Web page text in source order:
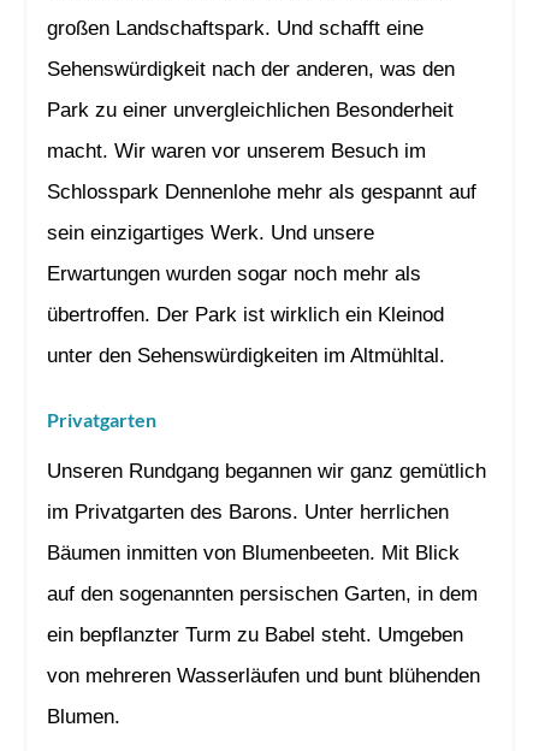
großen Landschaftspark. Und schafft eine
Sehenswürdigkeit nach der anderen, was den
Park zu einer unvergleichlichen Besonderheit
macht. Wir waren vor unserem Besuch im
Schlosspark Dennenlohe mehr als gespannt auf
sein einzigartiges Werk. Und unsere
Erwartungen wurden sogar noch mehr als
übertroffen. Der Park ist wirklich ein Kleinod
unter den Sehenswürdigkeiten im Altmühltal.
Privatgarten
Unseren Rundgang begannen wir ganz gemütlich
im Privatgarten des Barons. Unter herrlichen
Bäumen inmitten von Blumenbeeten. Mit Blick
auf den sogenannten persischen Garten, in dem
ein bepflanzter Turm zu Babel steht. Umgeben
von mehreren Wasserläufen und bunt blühenden
Blumen.